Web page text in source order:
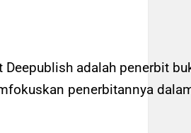
Deepublish adalah penerbit
penerbitannya